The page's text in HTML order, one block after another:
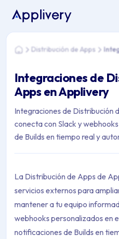
HomeDistribución de Apps
Integraciones de
Apps en Applivery
Integraciones de Distribución
conecta con Slack y
de Builds en tiempo real y
La Distribución de Apps de
servicios externos para
mantener a tu equipo
webhooks personalizados en
notificaciones de Builds en